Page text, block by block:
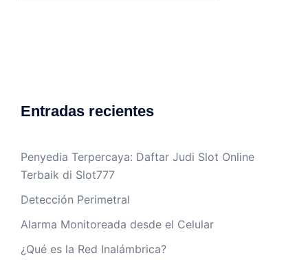
Entradas recientes
Penyedia Terpercaya: Daftar Judi Slot Online
Terbaik di Slot777
Detección Perimetral
Alarma Monitoreada desde el Celular
¿Qué es la Red Inalámbrica?